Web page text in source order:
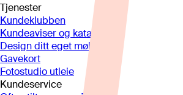
Tjenester
Kundeklubben
Kundeaviser og kataloger
Design ditt eget møbel
Gavekort
Fotostudio utleie
Kundeservice